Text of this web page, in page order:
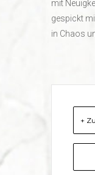
mit
gespickt
in Chaos
+